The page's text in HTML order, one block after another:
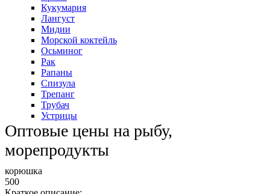
Кукумария
Лангуст
Мидии
Морской коктейль
Осьминог
Рак
Рапаны
Спизула
Трепанг
Трубач
Устрицы
Оптовые цены на рыбу,
морепродукты
корюшка
500